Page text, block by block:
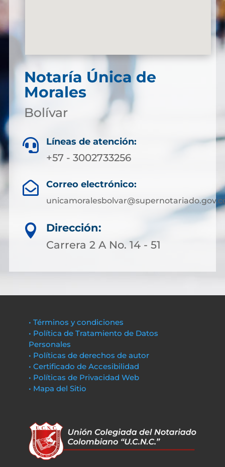
Notaría Única de
Morales
Bolívar
 Líneas de atención:
+57 - 3002733256
 Correo electrónico:

Dirección:
Carrera 2 A No. 14 - 51
• Términos y condiciones
• Política de Tratamiento de Datos
Personales
• Políticas de derechos de autor
• Certificado de Accesibilidad
• Políticas de Privacidad Web
• Mapa del Sitio